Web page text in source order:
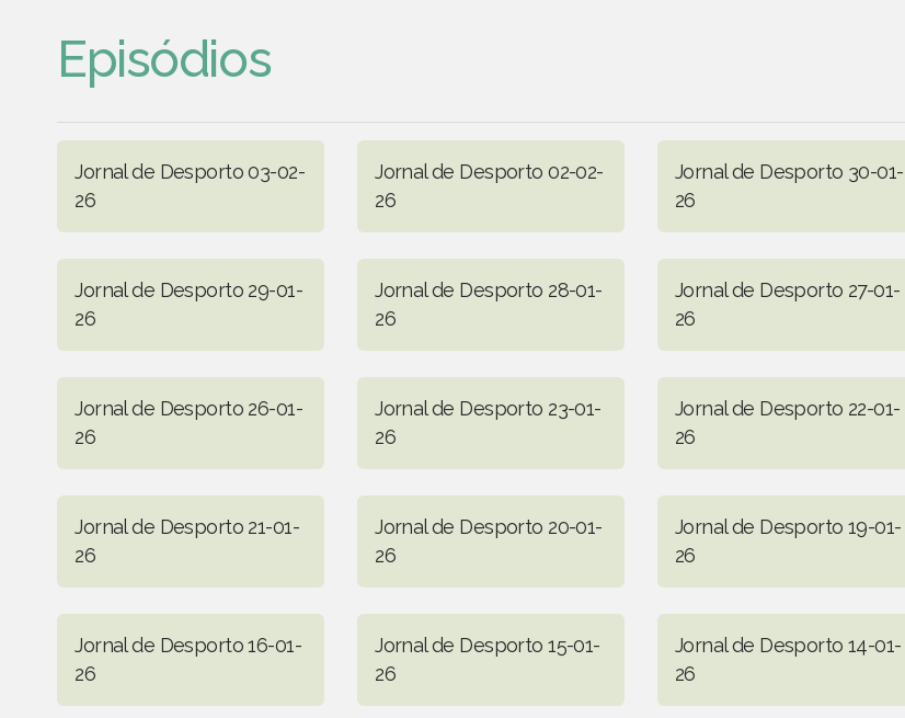
Episódios
Jornal de Desporto 03-02-
26
Jornal de Desporto 02-02-
26
Jornal de Desporto 30-01-
26
Jornal de Desporto 29-01-
26
Jornal de Desporto 28-01-
26
Jornal de Desporto 27-01-
26
Jornal de Desporto 26-01-
26
Jornal de Desporto 23-01-
26
Jornal de Desporto 22-01-
26
Jornal de Desporto 21-01-
26
Jornal de Desporto 20-01-
26
Jornal de Desporto 19-01-
26
Jornal de Desporto 16-01-
26
Jornal de Desporto 15-01-
26
Jornal de Desporto 14-01-
26